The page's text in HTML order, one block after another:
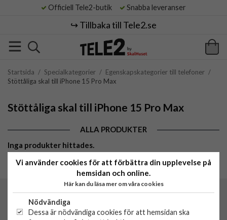
Officiell Tele2-butik Snabba leveranser
↪️ Tillbaka till Tele2.se
Startsida / Specialkategorier / Egenskapskategorier till telefoner /
Stöttåliga skal till iPhone 15 Pro Max
Stöttåliga skal till iPhone 15 Pro Max
ALLA PRODUKTER
Inga produkter hittades.
Morabergsvägen 8
Vi använder cookies för att förbättra din upplevelse på
hemsidan och online.
Här kan du läsa mer om våra cookies
Nödvändiga
Dessa är nödvändiga cookies för att hemsidan ska